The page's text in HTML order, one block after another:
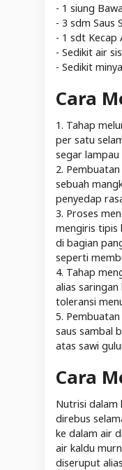
- 1 siung
- 3 sdm Saus
- 1 sdt Kecap
- Sedikit air
- Sedikit
Cara
1. Tahap
per satu
segar lampau
2.
sebuah
penyedap
3. Proses
mengiris tipis
di bagian
seperti
4. Tahap
alias
toleransi
5.
saus sambal
atas sawi
Cara
Nutrisi dalam
direbus
ke dalam air
air kaldu
diseruput